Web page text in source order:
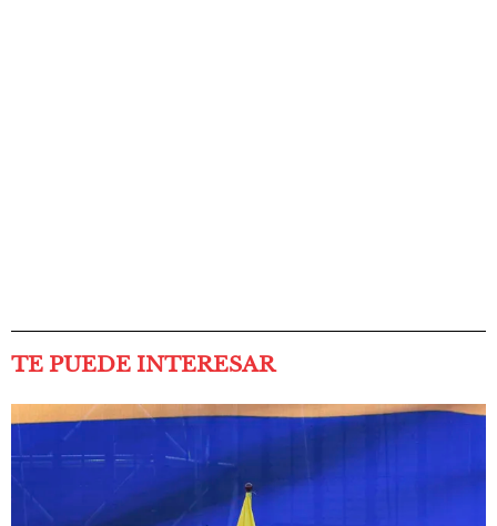
TE PUEDE INTERESAR